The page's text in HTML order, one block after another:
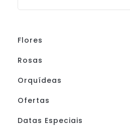
Flores
Rosas
Orquídeas
Ofertas
Datas Especiais